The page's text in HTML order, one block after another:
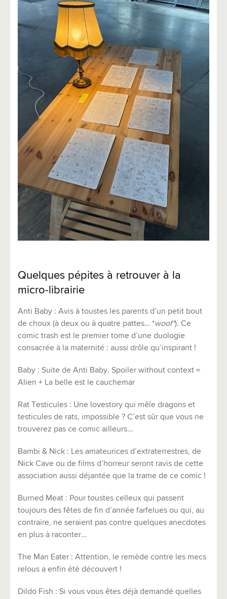
Quelques pépites à retrouver à la
micro-librairie
Anti Baby : Avis à toustes les parents d’un petit bout
de choux (à deux ou à quatre pattes… *woof*). Ce
comic trash est le premier tome d’une duologie
consacrée à la maternité : aussi drôle qu’inspirant !
Baby : Suite de Anti Baby. Spoiler without context =
Alien + La belle est le cauchemar
Rat Testicules : Une lovestory qui mêle dragons et
testicules de rats, impossible ? C’est sûr que vous ne
trouverez pas ce comic ailleurs…
Bambi & Nick : Les amateurices d’extraterrestres, de
Nick Cave ou de films d’horreur seront ravis de cette
association aussi déjantée que la trame de ce comic !
Burned Meat : Pour toustes celleux qui passent
toujours des fêtes de fin d’année farfelues ou qui, au
contraire, ne seraient pas contre quelques anecdotes
en plus à raconter…
The Man Eater : Attention, le remède contre les mecs
relous a enfin été découvert !
Dildo Fish : Si vous vous êtes déjà demandé quelles